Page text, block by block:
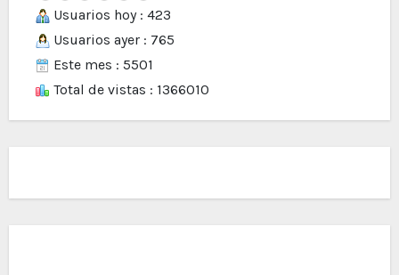
Usuarios hoy : 423
Usuarios ayer : 765
Este mes : 5501
Total de vistas : 1366010